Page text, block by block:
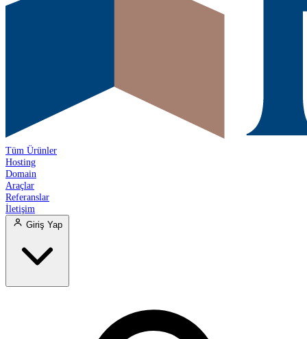
Tüm Ürünler
Hosting
Domain
Araçlar
Referanslar
İletişim
Giriş Yap